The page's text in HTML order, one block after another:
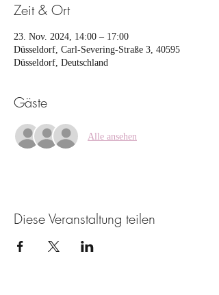
Zeit & Ort
23. Nov. 2024, 14:00 – 17:00
Düsseldorf, Carl-Severing-Straße 3, 40595
Düsseldorf, Deutschland
Gäste
Alle ansehen
Diese Veranstaltung teilen